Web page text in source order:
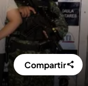
Compartir